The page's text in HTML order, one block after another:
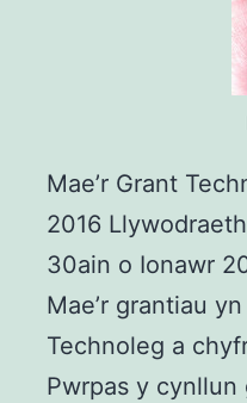
Mae’r Grant
2016
30ain o Ionawr
Mae’r grantiau
Technoleg a
Pwrpas y cynllun